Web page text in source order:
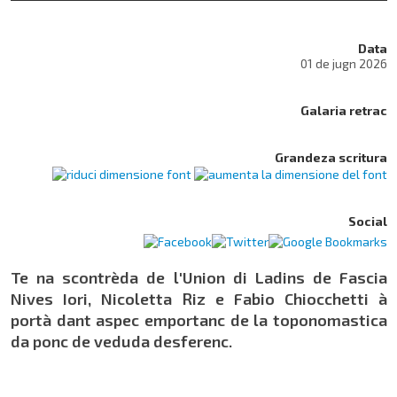
Data
01 de jugn 2026
Galaria retrac
Grandeza scritura
Social
Te na scontrèda de l'Union di Ladins de Fascia
Nives Iori, Nicoletta Riz e Fabio Chiocchetti à
portà dant aspec emportanc de la toponomastica
da ponc de veduda desferenc.